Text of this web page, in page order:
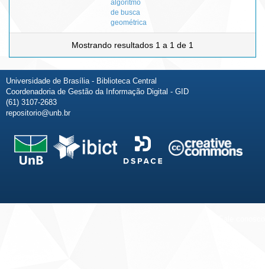
algoritmo
de busca
geométrica
Mostrando resultados 1 a 1 de 1
Universidade de Brasília - Biblioteca Central
Coordenadoria de Gestão da Informação Digital - GID
(61) 3107-2683
repositorio@unb.br